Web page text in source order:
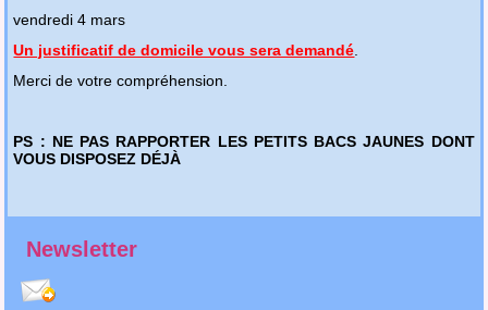
vendredi 4 mars
Un justificatif de domicile vous sera demandé.
Merci de votre compréhension.
PS : NE PAS RAPPORTER LES PETITS BACS JAUNES DONT
VOUS DISPOSEZ DÉJÀ
Newsletter